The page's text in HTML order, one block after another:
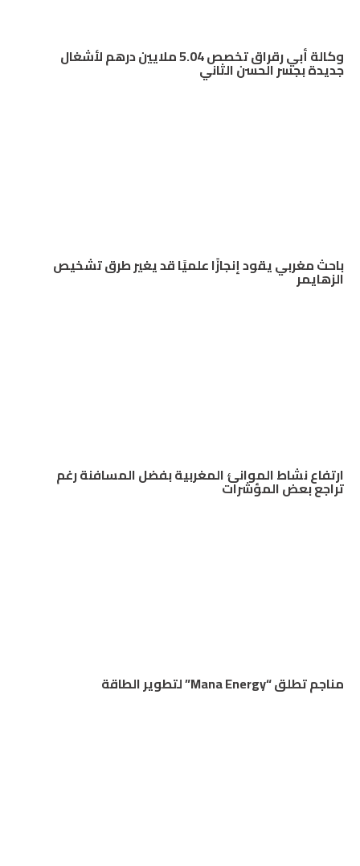
وكالة أبي رقراق تخصص 5.04 ملايين درهم لأشغال
جديدة بجسر الحسن الثاني
باحث مغربي يقود إنجازًا علميًا قد يغير طرق تشخيص
الزهايمر
ارتفاع نشاط الموانئ المغربية بفضل المسافنة رغم
تراجع بعض المؤشرات
مناجم تطلق “Mana Energy” لتطوير الطاقة